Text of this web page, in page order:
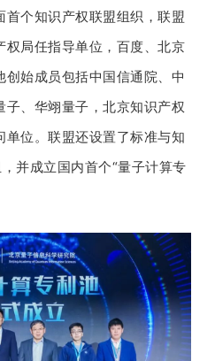
个知识产权联盟组织，联盟
权局任指导单位，百度、北京
始成员包括中国信通院、中
子、华翊量子，北京知识产权
位。联盟还设置了标准与知
并成立国内首个“量子计算专